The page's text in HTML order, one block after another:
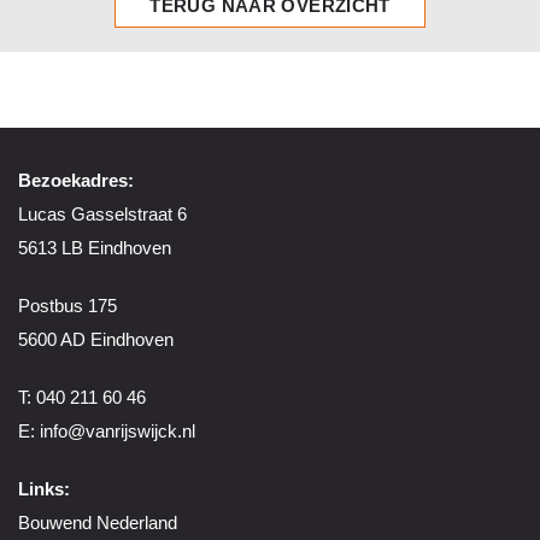
TERUG NAAR OVERZICHT
Bezoekadres:
Lucas Gasselstraat 6
5613 LB Eindhoven
Postbus 175
5600 AD Eindhoven
T: 040 211 60 46
E: info@vanrijswijck.nl
Links:
Bouwend Nederland